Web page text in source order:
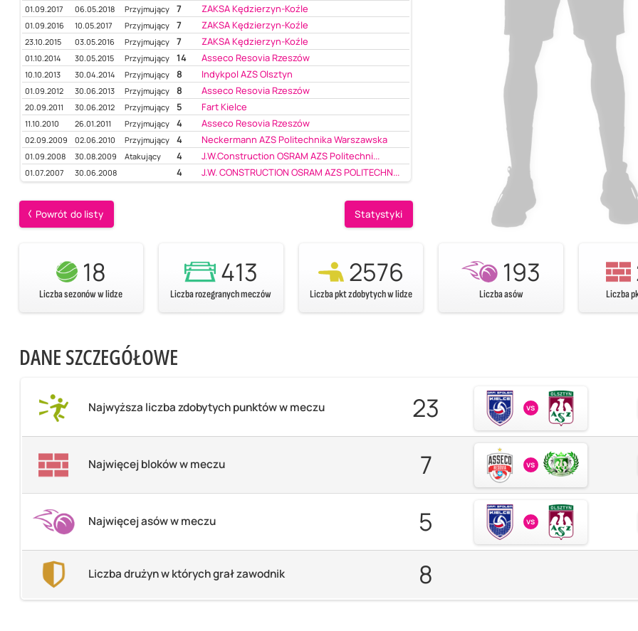
01.09.2017 06.05.2018 Przyjmujący 7 ZAKSA Kędzierzyn-Koźle
01.09.2016 10.05.2017 Przyjmujący 7 ZAKSA Kędzierzyn-Koźle
23.10.2015 03.05.2016 Przyjmujący 7 ZAKSA Kędzierzyn-Koźle
01.10.2014 30.05.2015 Przyjmujący 14 Asseco Resovia Rzeszów
10.10.2013 30.04.2014 Przyjmujący 8 Indykpol AZS Olsztyn
01.09.2012 30.06.2013 Przyjmujący 8 Asseco Resovia Rzeszów
20.09.2011 30.06.2012 Przyjmujący 5 Fart Kielce
11.10.2010 26.01.2011 Przyjmujący 4 Asseco Resovia Rzeszów
02.09.2009 02.06.2010 Przyjmujący 4 Neckermann AZS Politechnika Warszawska
01.09.2008 30.08.2009 Atakujący 4 J.W.Construction OSRAM AZS Politechni...
01.07.2007 30.06.2008 4 J.W. CONSTRUCTION OSRAM AZS POLITECHN...
Powrót do listy Statystyki
18
Liczba sezonów w lidze
413
Liczba rozegranych meczów
2576
Liczba pkt zdobytych w lidze
193
Liczba asów Liczba
DANE SZCZEGÓŁOWE
Najwyższa liczba zdobytych punktów w meczu 23 vs
Najwięcej bloków w meczu 7 vs
Najwięcej asów w meczu 5 vs
Liczba drużyn w których grał zawodnik 8